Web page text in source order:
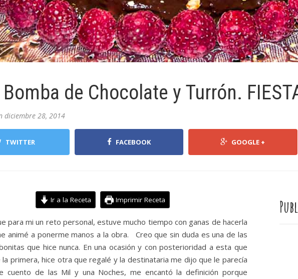
de Chocolate y Turrón.
diciembre 28, 2014
TWITTER FACEBOOK GOOGLE +
Ir a la Receta Imprimir Receta
para mi un reto personal, estuve mucho tiempo con ganas de hacerla
animé a ponerme manos a la obra. Creo que sin duda es una de las
que hice nunca. En una ocasión y con posterioridad a esta que
primera, hice otra que regalé y la destinataria me dijo que le parecía
cuento de las Mil y una Noches, me encantó la definición porque